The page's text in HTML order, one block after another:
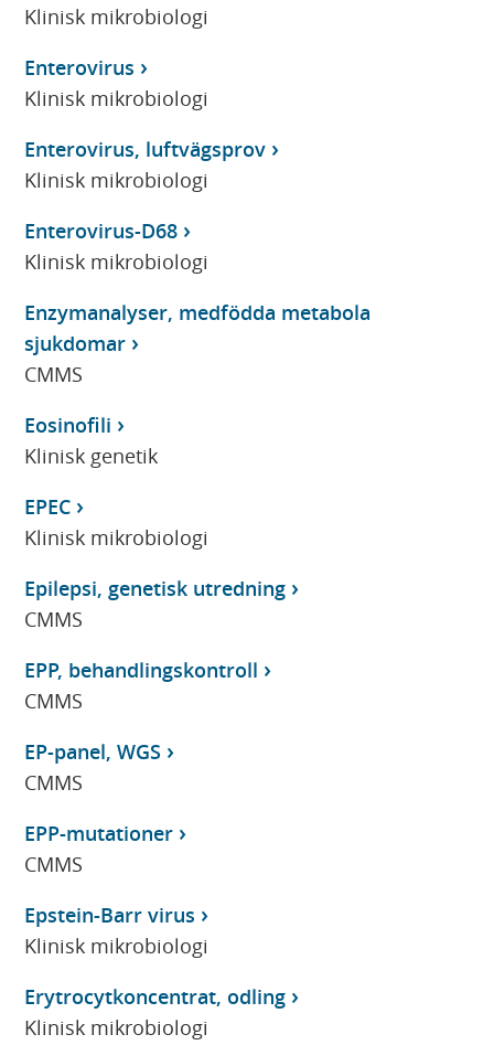
Klinisk mikrobiologi
Enterovirus
Klinisk mikrobiologi
Enterovirus, luftvägsprov
Klinisk mikrobiologi
Enterovirus-D68
Klinisk mikrobiologi
Enzymanalyser, medfödda metabola
sjukdomar
CMMS
Eosinofili
Klinisk genetik
EPEC
Klinisk mikrobiologi
Epilepsi, genetisk utredning
CMMS
EPP, behandlingskontroll
CMMS
EP-panel, WGS
CMMS
EPP-mutationer
CMMS
Epstein-Barr virus
Klinisk mikrobiologi
Erytrocytkoncentrat, odling
Klinisk mikrobiologi